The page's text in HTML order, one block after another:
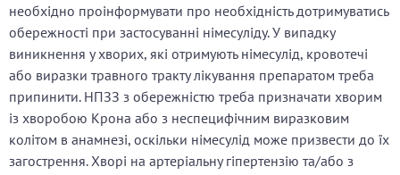
необхідно проінформувати про необхідність дотримуватись
обережності при застосуванні німесуліду. У випадку
виникнення у хворих, які отримують німесулід, кровотечі
або виразки травного тракту лікування препаратом треба
припинити. НПЗЗ з обережністю треба призначати хворим
із хворобою Крона або з неспецифічним виразковим
колітом в анамнезі, оскільки німесулід може призвести до їх
загострення. Хворі на артеріальну гіпертензію та/або з